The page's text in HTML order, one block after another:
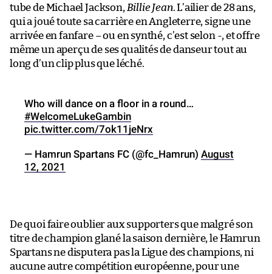
tube de Michael Jackson, Billie Jean. L’ailier de 28 ans,
qui a joué toute sa carrière en Angleterre, signe une
arrivée en fanfare – ou en synthé, c’est selon -, et offre
même un aperçu de ses qualités de danseur tout au
long d’un clip plus que léché.
Who will dance on a floor in a round…
#WelcomeLukeGambin
pic.twitter.com/7ok11jeNrx
— Hamrun Spartans FC (@fc_Hamrun) August
12, 2021
De quoi faire oublier aux supporters que malgré son
titre de champion glané la saison dernière, le Hamrun
Spartans ne disputera pas la Ligue des champions, ni
aucune autre compétition européenne, pour une